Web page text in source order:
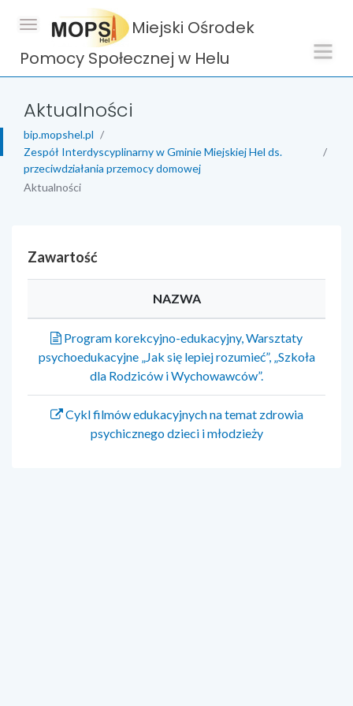
Miejski Ośrodek
Pomocy Społecznej w Helu
Aktualności
bip.mopshel.pl
Zespół Interdyscyplinarny w Gminie Miejskiej Hel ds.
przeciwdziałania przemocy domowej
Aktualności
Zawartość
NAZWA
Program korekcyjno-edukacyjny, Warsztaty
psychoedukacyjne „Jak się lepiej rozumieć”, „Szkoła
dla Rodziców i Wychowawców”.
Cykl filmów edukacyjnych na temat zdrowia
psychicznego dzieci i młodzieży